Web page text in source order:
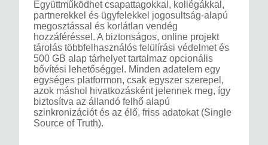
Együttműködhet csapattagokkal, kollégákkal,
partnerekkel és ügyfelekkel jogosultság-alapú
megosztással és korlátlan vendég
hozzáféréssel. A biztonságos, online projekt
tárolás többfelhasználós felülírási védelmet és
500 GB alap tárhelyet tartalmaz opcionális
bővítési lehetőséggel. Minden adatelem egy
egységes platformon, csak egyszer szerepel,
azok máshol hivatkozásként jelennek meg, így
biztosítva az állandó felhő alapú
szinkronizációt és az élő, friss adatokat (Single
Source of Truth).